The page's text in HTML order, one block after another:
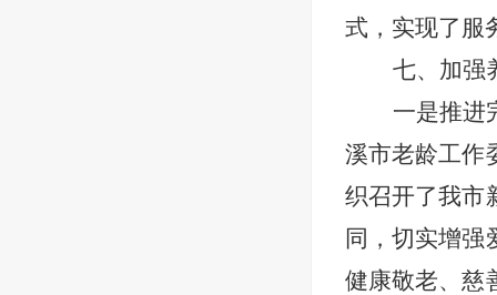
式，实现了服
七、加强
一是推进
溪市老龄工作
织召开了我市
同，切实增强
健康敬老、慈